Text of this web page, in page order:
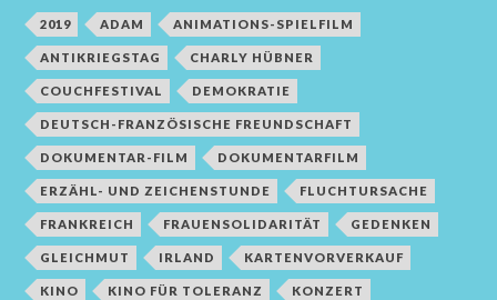
2019 ADAM ANIMATIONS-SPIELFILM
ANTIKRIEGSTAG CHARLY HÜBNER
COUCHFESTIVAL DEMOKRATIE
DEUTSCH-FRANZÖSISCHE FREUNDSCHAFT
DOKUMENTAR-FILM DOKUMENTARFILM
ERZÄHL- UND ZEICHENSTUNDE FLUCHTURSACHE
FRANKREICH FRAUENSOLIDARITÄT GEDENKEN
GLEICHMUT IRLAND KARTENVORVERKAUF
KINO KINO FÜR TOLERANZ KONZERT